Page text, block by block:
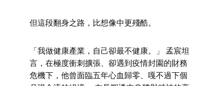
但這段翻身之路，比想像中更殘酷。
「我做健康產業，自己卻最不健康。」 孟宸坦
言，在極度衝刺擴張、卻遇到疫情封園的財務
危機下，他曾面臨五年心血歸零、嘎不過下個